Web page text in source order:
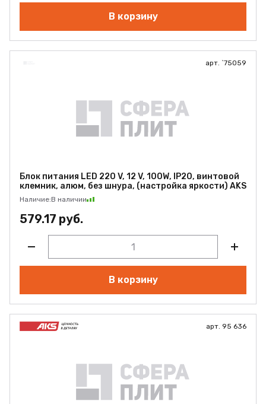
В корзину
арт. `75059
Блок питания LED 220 V, 12 V, 100W, IP20, винтовой
клемник, алюм, без шнура, (настройка яркости) AKS
Наличие:В наличии
579.17 руб.
В корзину
арт. 95 636